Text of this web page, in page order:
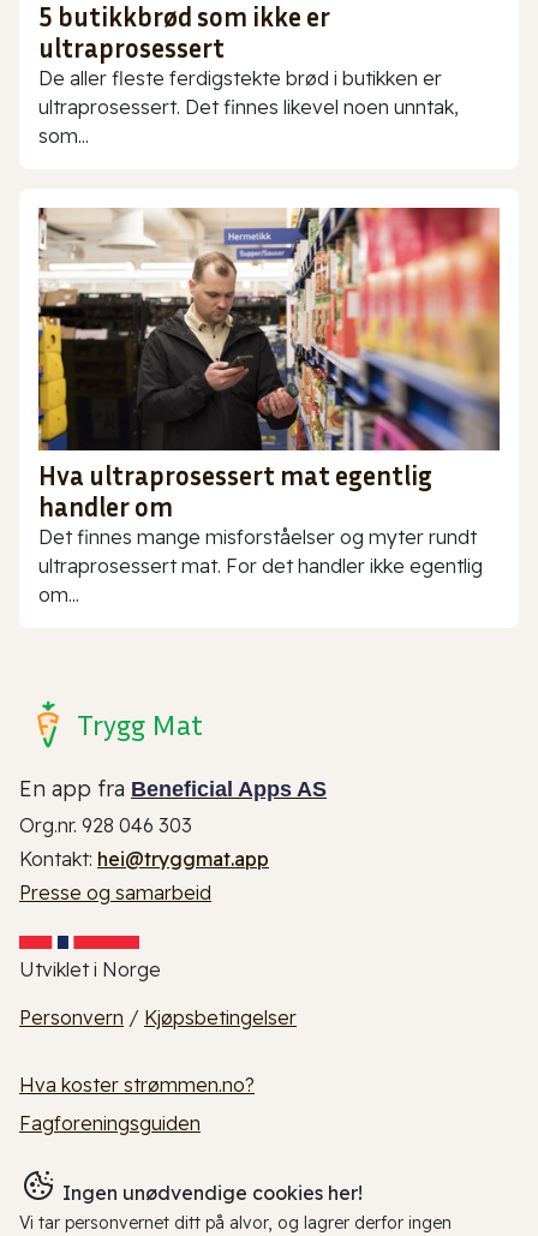
5 butikkbrød som ikke er
ultraprosessert
De aller fleste ferdigstekte brød i butikken er
ultraprosessert. Det finnes likevel noen unntak,
som...
Hva ultraprosessert mat egentlig
handler om
Det finnes mange misforståelser og myter rundt
ultraprosessert mat. For det handler ikke egentlig
om...
Trygg Mat
En app fra Beneficial Apps AS
Org.nr. 928 046 303
Kontakt: hei@tryggmat.app
Presse og samarbeid
Utviklet i Norge
Personvern / Kjøpsbetingelser
Hva koster strømmen.no?
Fagforeningsguiden
Ingen unødvendige cookies her!
Vi tar personvernet ditt på alvor, og lagrer derfor ingen